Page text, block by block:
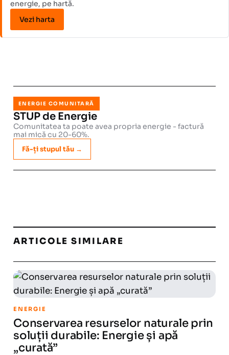
energie, pe hartă.
Vezi harta
ENERGIE COMUNITARĂ
STUP de Energie
Comunitatea ta poate avea propria energie - factură
mai mică cu 20-60%.
Fă-ți stupul tău →
ARTICOLE SIMILARE
ENERGIE
Conservarea resurselor naturale prin
soluții durabile: Energie și apă
„curată”